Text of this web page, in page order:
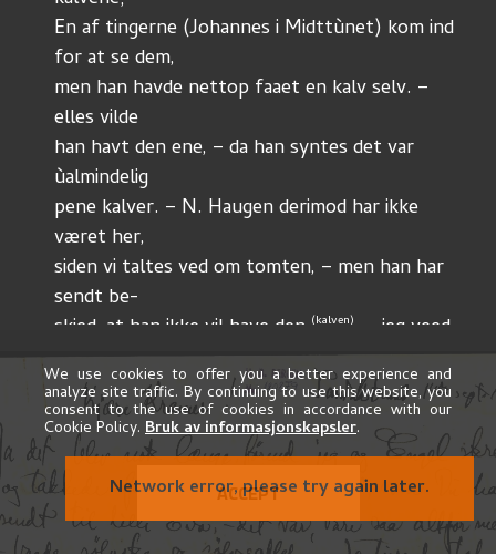
En af tingerne (Johannes i Midttùnet) kom ind
for at se dem,
men han havde nettop faaet en kalv selv. –
elles vilde
han havt den ene, – da han syntes det var
ùalmindelig
pene kalver. – N. Haugen derimod har ikke
været her,
siden vi taltes ved om tomten, – men han har
sendt be-
skjed, at han ikke vil have den (kalven)
; – jeg veed
ikke, om
det skal tydes som en fornærmelse, – at han
mùligens
synes – eller tror, – at jeg har faaet dig til at
prùtte af
paa prisen paa tomten, – nok om det; – jeg tror
nù, at
We use cookies to offer you a better experience and
analyze site traffic. By continuing to use this website, you
consent to the use of cookies in accordance with our
Cookie Policy. Bruk av informasjonskapsler.
ACCEPT
Network error, please try again later.